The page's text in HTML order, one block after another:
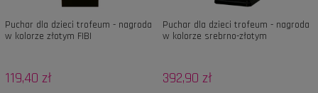
Puchar dla dzieci trofeum - nagroda
w kolorze złotym FIBI
119,40 zł
Puchar dla dzieci trofeum - nagroda
w kolorze srebrno-złotym
392,90 zł